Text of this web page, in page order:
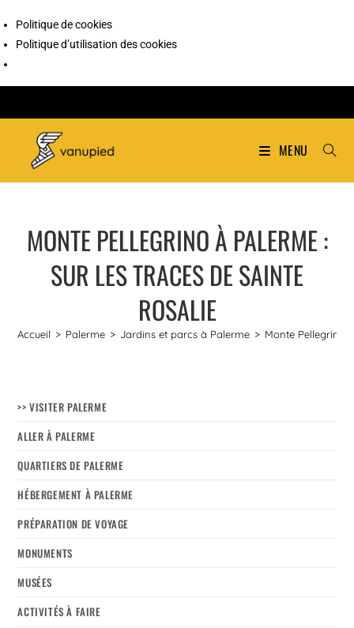
Politique de cookies
Politique d’utilisation des cookies
MENU
MONTE PELLEGRINO À PALERME :
SUR LES TRACES DE SAINTE
ROSALIE
Accueil > Palerme > Jardins et parcs à Palerme > Monte Pellegrino
>> VISITER PALERME
ALLER À PALERME
QUARTIERS DE PALERME
HÉBERGEMENT À PALERME
PRÉPARATION DE VOYAGE
MONUMENTS
MUSÉES
ACTIVITÉS À FAIRE